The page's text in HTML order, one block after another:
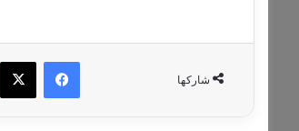
شاركها
فيسبوك ‫X